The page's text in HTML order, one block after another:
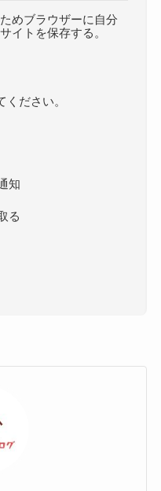
めブラウザーに自分
イトを保存する。
ください。
知
る